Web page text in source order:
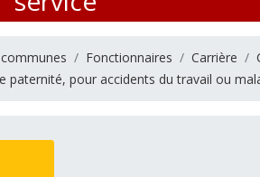
Fonctionnaires Carrière
pour accidents du travail ou